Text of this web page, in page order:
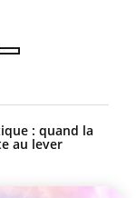
: quand la
au lever